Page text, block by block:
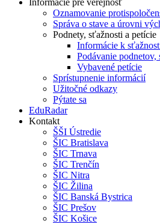
Informácie pre verejnosť
Oznamovanie
Správa o stave a úrovni
Podnety, sťažnosti a petície
Informácie k
Podávanie
Vybavené petície
Sprístupnenie informácií
Užitočné odkazy
Pýtate sa
EduRadar
Kontakt
ŠŠI Ústredie
ŠIC Bratislava
ŠIC Trnava
ŠIC Trenčín
ŠIC Nitra
ŠIC Žilina
ŠIC Banská Bystrica
ŠIC Prešov
ŠIC Košice